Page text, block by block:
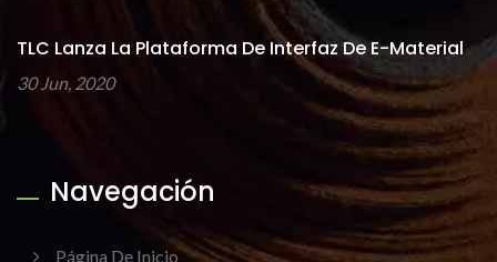
TLC Lanza La Plataforma De Interfaz De E-Material
30 Jun, 2020
Navegación
Página De Inicio